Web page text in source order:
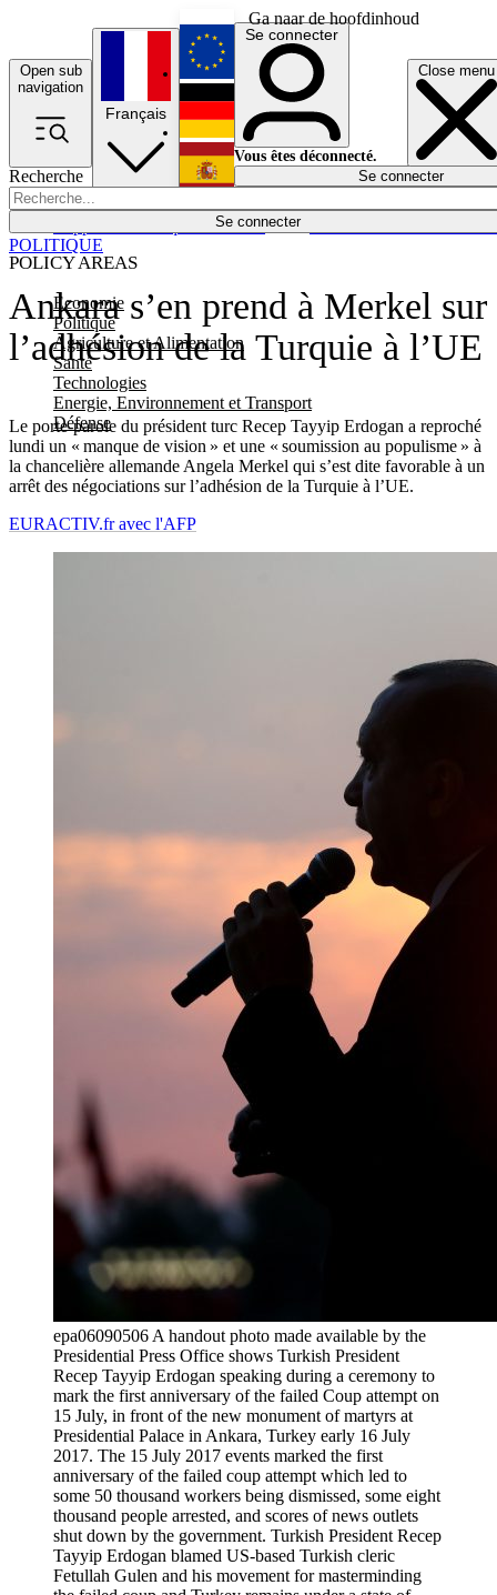
Ga naar de hoofdinhoud
Open sub
navigation
Close menu
Recherche
Se connecter
POLICY AREAS
Economie
Politique
Agriculture et Alimentation
Santé
Technologies
Energie, Environnement et Transport
Défense
Économie
Français
English
Deutsch
Español
Se connecter
Vous êtes déconnecté.
Se connecter
Ankara s’en prend à Merkel sur
l’adhésion de la Turquie à l’UE
Le porte-parole du président turc Recep Tayyip Erdogan a reproché
lundi un « manque de vision » et une « soumission au populisme » à
la chancelière allemande Angela Merkel qui s’est dite favorable à un
arrêt des négociations sur l’adhésion de la Turquie à l’UE.
POLITIQUE
EURACTIV.fr avec l'AFP
epa06090506 A handout photo made available by the
Presidential Press Office shows Turkish President
Recep Tayyip Erdogan speaking during a ceremony to
mark the first anniversary of the failed Coup attempt on
15 July, in front of the new monument of martyrs at
Presidential Palace in Ankara, Turkey early 16 July
2017. The 15 July 2017 events marked the first
anniversary of the failed coup attempt which led to
some 50 thousand workers being dismissed, some eight
thousand people arrested, and scores of news outlets
shut down by the government. Turkish President Recep
Tayyip Erdogan blamed US-based Turkish cleric
Fetullah Gulen and his movement for masterminding